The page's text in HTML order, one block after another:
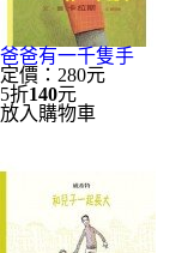
爸爸有一千隻手
定價：280元
5折140元
放入購物車